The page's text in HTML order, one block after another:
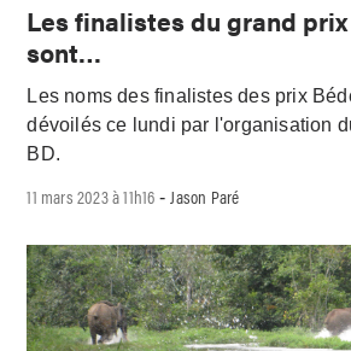
Les finalistes du grand
sont…
Les noms des finalistes des prix
dévoilés ce lundi par l'organisation
BD.
11 mars 2023 à 11h16 - Jason Paré